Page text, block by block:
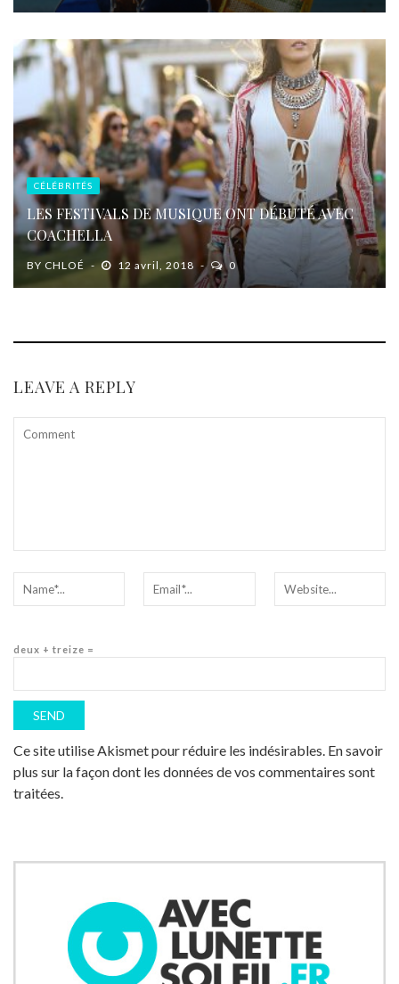
CÉLÉBRITÉS
LES FESTIVALS DE MUSIQUE ONT DÉBUTÉ AVEC
COACHELLA
BY CHLOÉ 12 avril, 2018 0
LEAVE A REPLY
deux + treize =
Ce site utilise Akismet pour réduire les indésirables. En savoir
plus sur la façon dont les données de vos commentaires sont
traitées.